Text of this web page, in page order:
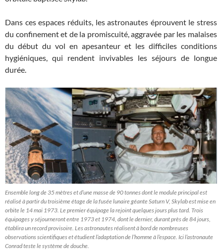
Dans ces espaces réduits, les astronautes éprouvent le stress
du confinement et de la promiscuité, aggravée par les malaises
du début du vol en apesanteur et les difficiles conditions
hygiéniques, qui rendent invivables les séjours de longue
durée.
Ensemble long de 35 mètres et d’une masse de 90 tonnes dont le module principal est
réalisé à partir du troisième étage de la fusée lunaire géante Saturn V, Skylab est mise en
orbite le 14 mai 1973. Le premier équipage la rejoint quelques jours plus tard. Trois
équipages y séjourneront entre 1973 et 1974, dont le dernier, durant près de 84 jours,
établira un record provisoire. Les astronautes réalisent à bord de nombreuses
observations scientifiques et étudient l’adaptation de l’homme à l’espace. Ici l’astronaute
Conrad teste le système de douche.